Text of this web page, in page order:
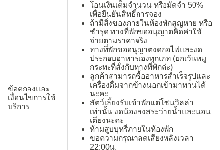
ข้อตกลงและ
เงื่อนไขการใช้
บริการ
โอนเงินเต็มจำนวน หรือมัดจำ 50%
เพื่อยืนยันสิทธิ์การจอง
ถ้ามีสิ่งของภายในห้องพักสูญหาย หรือ
ชำรุด ทางที่พักขออนุญาตคิดค่าใช้
จ่ายตามราคาจริง
ทางที่พักขออนุญาตงดก่อไฟและงด
ประกอบอาหารเองทุกเภท (ยกเว้นหมู
กระทะที่สั่งกับทางที่พักค่ะ)
ลูกค้าสามารถซื้ออาหารสำเร็จรูปและ
เครื่องดื่มจากข้างนอกเข้ามาทานได้
นะคะ
สัตว์เลี้ยงรับเข้าพักแต่โซนวิลล่า
เท่านั้น งดน้องลงสระว่ายน้ำและนอน
เตียงนะคะ
ห้ามสูบบุหรี่ภายในห้องพัก
ขอความกรุณาลดเสียงหลังเวลา
22:00น.